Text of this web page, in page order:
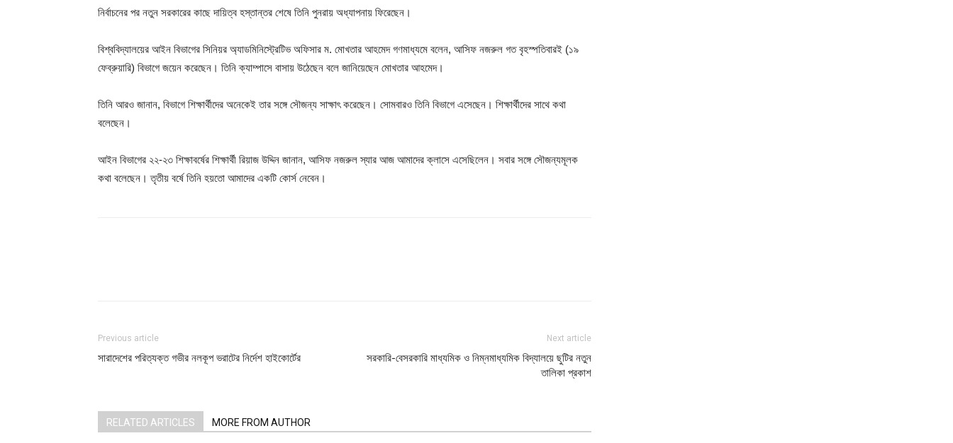
নির্বাচনের পর নতুন সরকারের কাছে দায়িত্ব হস্তান্তর শেষে তিনি পুনরায় অধ্যাপনায় ফিরেছেন।
বিশ্ববিদ্যালয়ের আইন বিভাগের সিনিয়র অ্যাডমিনিস্ট্রেটিভ অফিসার ম. মোখতার আহমেদ গণমাধ্যমে বলেন, আসিফ নজরুল গত বৃহস্পতিবারই (১৯
ফেব্রুয়ারি) বিভাগে জয়েন করেছেন। তিনি ক্যাম্পাসে বাসায় উঠেছেন বলে জানিয়েছেন মোখতার আহমেদ।
তিনি আরও জানান, বিভাগে শিক্ষার্থীদের অনেকেই তার সঙ্গে সৌজন্য সাক্ষাৎ করেছেন। সোমবারও তিনি বিভাগে এসেছেন। শিক্ষার্থীদের সাথে কথা
বলেছেন।
আইন বিভাগের ২২-২৩ শিক্ষাবর্ষের শিক্ষার্থী রিয়াজ উদ্দিন জানান, আসিফ নজরুল স্যার আজ আমাদের ক্লাসে এসেছিলেন। সবার সঙ্গে সৌজন্যমূলক
কথা বলেছেন। তৃতীয় বর্ষে তিনি হয়তো আমাদের একটি কোর্স নেবেন।
Previous article
সারাদেশের পরিত্যক্ত গভীর নলকূপ ভরাটের নির্দেশ হাইকোর্টের
Next article
সরকারি-বেসরকারি মাধ্যমিক ও নিম্নমাধ্যমিক বিদ্যালয়ে ছুটির নতুন
তালিকা প্রকাশ
RELATED ARTICLES MORE FROM AUTHOR